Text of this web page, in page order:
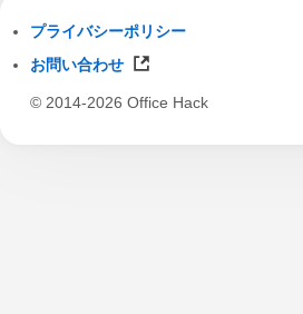
プライバシーポリシー
お問い合わせ
© 2014-2026 Office Hack